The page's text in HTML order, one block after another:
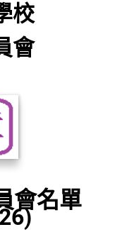
校
會
會名單